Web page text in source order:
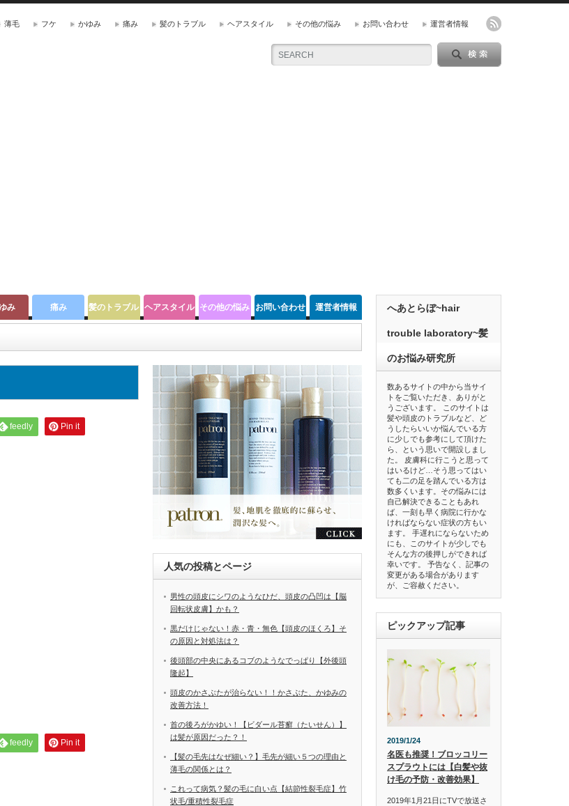
薄毛 フケ かゆみ 痛み 髪のトラブル ヘアスタイル その他の悩み お問い合わせ 運営者情報
み 痛み 髪のトラブル ヘアスタイル その他の悩み お問い合わせ 運営者情報
feedly Pin it
feedly Pin it
人気の投稿とページ
男性の頭皮にシワのようなひだ、頭皮の凸凹は【脳
回転状皮膚】かも？
黒だけじゃない！赤・青・無色【頭皮のほくろ】そ
の原因と対処法は？
後頭部の中央にあるコブのようなでっぱり【外後頭
隆起】
頭皮のかさぶたが治らない！！かさぶた、かゆみの
改善方法！
首の後ろがかゆい！【ビダール苔癬（たいせん）】
は髪が原因だった？！
【髪の毛先はなぜ細い？】毛先が細い５つの理由と
薄毛の関係とは？
これって病気？髪の毛に白い点【結節性裂毛症】竹
状毛/重積性裂毛症
へあとらぼ~hair
trouble laboratory~髪
のお悩み研究所
数あるサイトの中から当サイ
トをご覧いただき、ありがと
うございます。 このサイトは
髪や頭皮のトラブルなど、ど
うしたらいいか悩んでいる方
に少しでも参考にして頂けた
ら、という思いで開設しまし
た。 皮膚科に行こうと思って
はいるけど…そう思ってはい
ても二の足を踏んでいる方は
数多くいます。その悩みには
自己解決できることもあれ
ば、一刻も早く病院に行かな
ければならない症状の方もい
ます。 手遅れにならないため
にも、このサイトが少しでも
そんな方の後押しができれば
幸いです。 予告なく、記事の
変更がある場合があります
が、ご容赦ください。
ピックアップ記事
2019/1/24
名医も推奨！ブロッコリー
スプラウトには【白髪や抜
け毛の予防・改善効果】
2019年1月21日にTVで放送さ